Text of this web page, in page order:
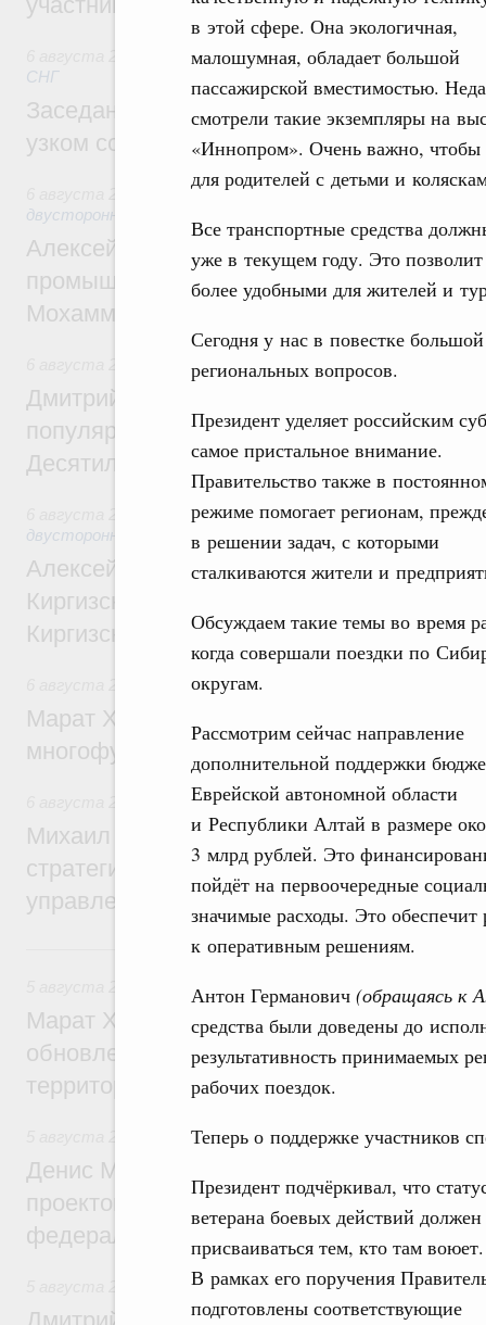
в этой сфере. Она экологичная,
малошумная, обладает большой
пассажирской вместимостью.
смотрели такие экземпляры на
«Иннопром». Очень важно, чтобы
для родителей с детьми и
Все транспортные средства
уже в текущем году. Это
более удобными для жителей и
Сегодня у нас в повестке
региональных вопросов.
Президент уделяет российским
самое пристальное внимание.
Правительство также в
режиме помогает регионам,
в решении задач, с которыми
сталкиваются жители и
Обсуждаем такие темы во время
когда совершали поездки по
округам.
Рассмотрим сейчас направление
дополнительной поддержки
Еврейской автономной области
и Республики Алтай в размере
3 млрд рублей. Это
пойдёт на первоочередные
значимые расходы. Это
к оперативным решениям.
Антон Германович (обращаясь к
средства были доведены до
результативность принимаемых
рабочих поездок.
Теперь о поддержке участников
Президент подчёркивал, что
ветерана боевых действий должен
присваиваться тем, кто там воюет.
В рамках его поручения
подготовлены соответствующие
Евразийский экономический союз.
СНГ
Заседание Евразийского
узком составе
Экономические отношения с
двусторонней основе
Алексей Оверчук провёл рабочую
промышленности, недропользования и
Мохаммадом Атабаком
Внутренний и въездной туризм
Дмитрий Чернышенко: Порядка 110
популярного туризма в 35 регионах
Десятилетия науки и технологий
Экономические и гуманитарные
двусторонней основе
Алексей Оверчук принял участие в
Киргизского экономического форума и
Киргизской межрегиональной
Дорожное хозяйство
Марат Хуснуллин: На двух скоростных
многофункциональные зоны дорожного
Технологическое развитие. Инновации
Михаил Мишустин дал поручения по
стратегической сессии о
управления научно-технологическим
5 августа, среда
Жилищно-коммунальное хозяйство
Марат Хуснуллин: Более 4,3 тыс.
обновлено в России при участии Фонда
территорий
Инструменты развития территорий.
Денис Мантуров провёл совещание по
проектов института кураторства в
федеральном округе
Молодёжная политика